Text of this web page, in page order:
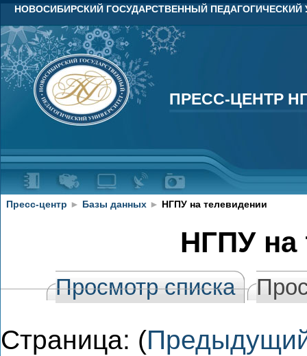
НОВОСИБИРСКИЙ ГОСУДАРСТВЕННЫЙ ПЕДАГОГИЧЕСКИЙ
ПРЕСС-ЦЕНТР
ПРЕСС-ЦЕНТР
Пресс-центр ► Базы данных ► НГПУ на телевидении
НГПУ на
Просмотр списка
Страница: (